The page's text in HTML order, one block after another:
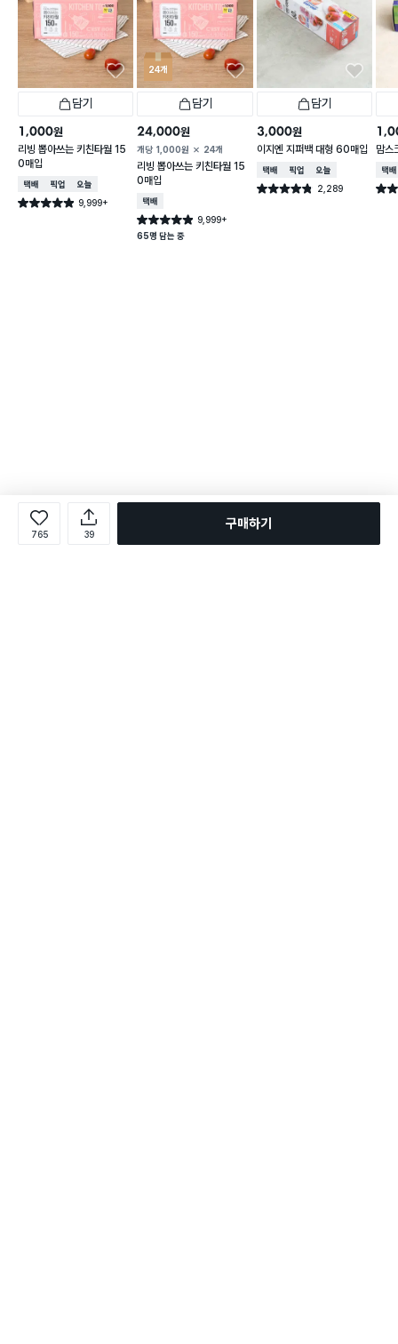
담기
1,000원
리빙 뽑아쓰는 키친타월 15
0매입
택배배송매장픽업오늘배송
별점 4.9점 9,999+
건 작성
24개
담기
24,000원
개당 1,000원 24개
리빙 뽑아쓰는 키친타월 15
0매입
택배배송
별점 4.9점 9,999+
건 작성
65명 담는 중
담기
3,000원
이지엔 지퍼백 대형 60매입
택배배송매장픽업오늘배송
별점 4.8점 2,289
건 작성
맘스
택배
별점
765 39
구매하기